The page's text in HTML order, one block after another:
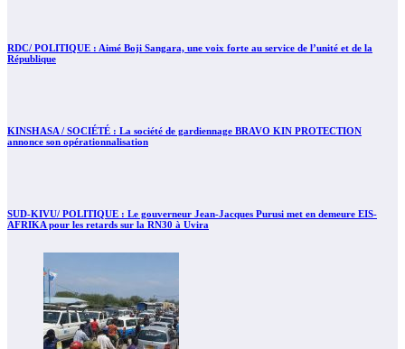
RDC/ POLITIQUE : Aimé Boji Sangara, une voix forte au service de l’unité et de la
République
KINSHASA / SOCIÉTÉ : La société de gardiennage BRAVO KIN PROTECTION
annonce son opérationnalisation
SUD-KIVU/ POLITIQUE : Le gouverneur Jean-Jacques Purusi met en demeure EIS-
AFRIKA pour les retards sur la RN30 à Uvira